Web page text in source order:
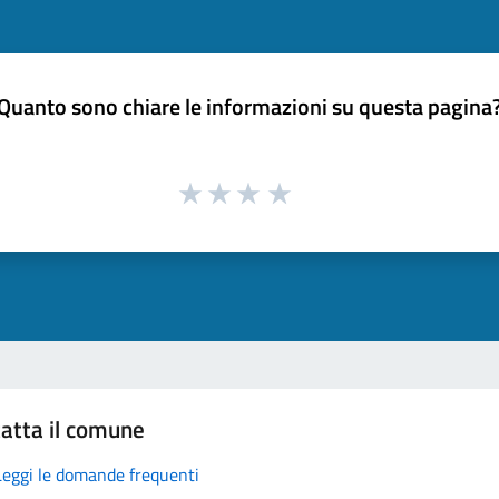
sono chiare le informazioni su questa
il comune
le domande frequenti